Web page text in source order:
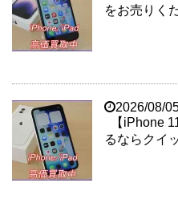
をお売りく
2026/08/
【iPhone
るならクイ